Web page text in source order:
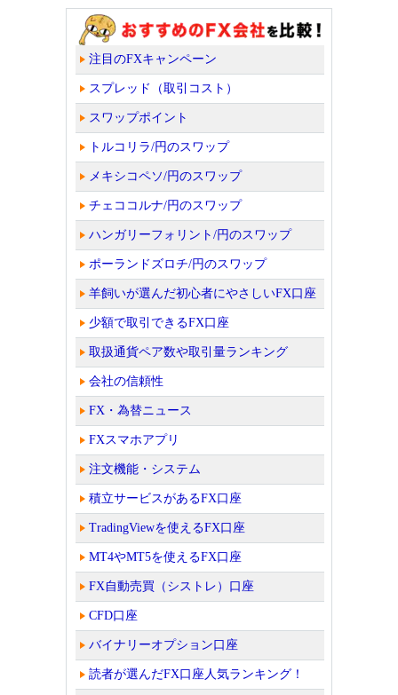
注目のFXキャンペーン
スプレッド（取引コスト）
スワップポイント
トルコリラ/円のスワップ
メキシコペソ/円のスワップ
チェココルナ/円のスワップ
ハンガリーフォリント/円のスワップ
ポーランドズロチ/円のスワップ
羊飼いが選んだ初心者にやさしいFX口座
少額で取引できるFX口座
取扱通貨ペア数や取引量ランキング
会社の信頼性
FX・為替ニュース
FXスマホアプリ
注文機能・システム
積立サービスがあるFX口座
TradingViewを使えるFX口座
MT4やMT5を使えるFX口座
FX自動売買（シストレ）口座
CFD口座
バイナリーオプション口座
読者が選んだFX口座人気ランキング！